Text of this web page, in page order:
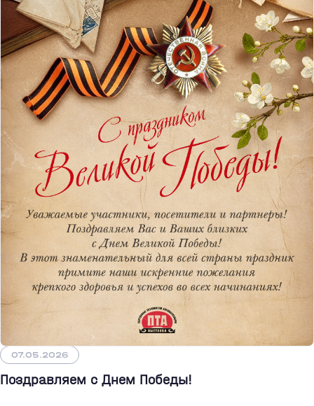
07.05.2026
Поздравляем с Днем Победы!